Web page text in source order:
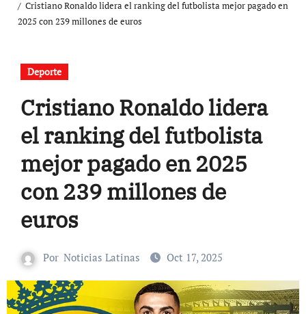
Cristiano Ronaldo lidera el ranking del futbolista mejor pagado en
2025 con 239 millones de euros
Deporte
Cristiano Ronaldo lidera
el ranking del futbolista
mejor pagado en 2025
con 239 millones de
euros
Por Noticias Latinas Oct 17, 2025